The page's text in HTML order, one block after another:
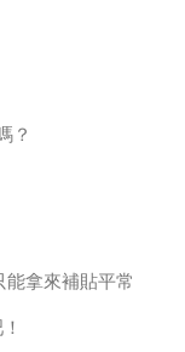
？
能拿來補貼平常